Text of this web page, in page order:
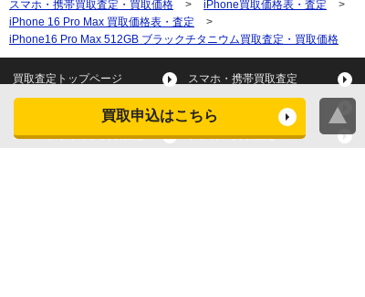
買取申込はこちら
スマホ・携帯買取査定・買取価格
> iPhone買取価格表・査定
>
iPhone 16 Pro Max 買取価格表・査定
>
iPhone16 Pro Max 512GB ブラックチタニウム買取査定・買取価格
買取査定トップページ スマホ・携帯買取査定
タブレット買取査定 パソコン買取査定
スマートウォッチ買取査定 デジカメ買取査定